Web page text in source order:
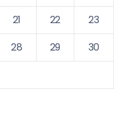
21 22
23
28 29
30